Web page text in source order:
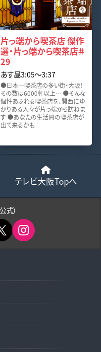
片っ端から喫茶店 傑作
選・片っ端から喫茶店＃
29
あす昼3:05〜3:37
●日本一喫茶店の多い街・大阪！
その数は6000軒以上… ●そんな
個性あふれる喫茶店を、関西にゆ
かりある人々が片っ端から訪ねま
す ●あなたの生活圏の喫茶店が
出て来るかも
テレビ大阪Topへ
式）